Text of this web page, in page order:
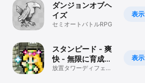
表示
ダンジョンオブヘ
イズ
セミオートバトルRPG
表示
スタンピード - 爽
快 - 無限に育成で
きる放置ゲーム
放置タワーディフェン